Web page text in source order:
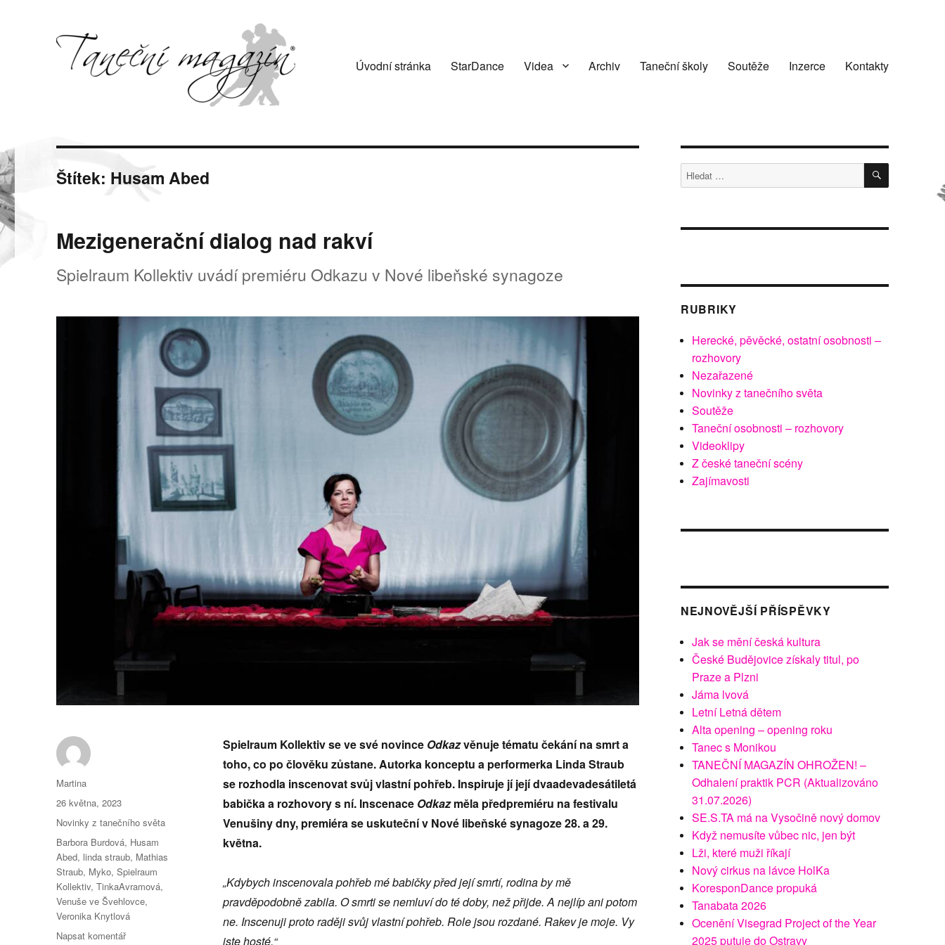
Úvodní stránka StarDance Videa Archiv Taneční školy Soutěže Inzerce Kontakty
Štítek: Husam Abed
Mezigenerační dialog nad rakví
Spielraum Kollektiv uvádí premiéru Odkazu v Nové libeňské synagoze
Spielraum Kollektiv se ve své novince Odkazvěnuje tématu čekání na smrt a
toho, co po člověku zůstane. Autorka konceptu a performerka Linda Straub
se rozhodla inscenovat svůj vlastní pohřeb. Inspiruje jí její dvaadevadesátiletá
babička a rozhovory s ní. Inscenace Odkazměla předpremiéru na festivalu
Venušiny dny, premiéra se uskuteční v Nové libeňské synagoze 28. a 29.
května.
„Kdybych inscenovala pohřeb mé babičky před její smrtí, rodina by mě
pravděpodobně zabila. O smrti se nemluví do té doby, než přijde. A nejlíp ani potom
ne. Inscenuji proto raději svůj vlastní pohřeb. Role jsou rozdané. Rakev je moje. Vy
jste hosté.“
Autor:
Martina
Publikováno:
26 května, 2023
Rubriky:
Novinky z tanečního světa
Štítky:
Barbora Burdová, Husam
Abed, linda straub, Mathias
Straub, Myko,Spielraum
Kollektiv,TinkaAvramová,
Venuše ve Švehlovce,
Veronika Knytlová
Napsat komentářpro
Hledat: HLEDÁNÍ
RUBRIKY
Herecké, pěvěcké, ostatní osobnosti –
rozhovory
Nezařazené
Novinky z tanečního světa
Soutěže
Taneční osobnosti – rozhovory
Videoklipy
Z české taneční scény
Zajímavosti
NEJNOVĚJŠÍ PŘÍSPĚVKY
Jak se mění česká kultura
České Budějovice získaly titul, po
Praze a Plzni
Jáma lvová
Letní Letná dětem
Alta opening – opening roku
Tanec s Monikou
TANEČNÍ MAGAZÍN OHROŽEN! –
Odhalení praktik PCR (Aktualizováno
31.07.2026)
SE.S.TA má na Vysočině nový domov
Když nemusíte vůbec nic, jen být
Lži, které muži říkají
Nový cirkus na lávce HolKa
KoresponDance propuká
Tanabata 2026
Ocenění Visegrad Project of the Year
2025 putuje do Ostravy